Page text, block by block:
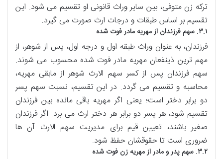
ترکه زن متوفی، بین سایر وراث قانونی او تقسیم می شود. این
تقسیم بر اساس طبقات و درجات ارث صورت می گیرد.
۳.۱. سهم فرزندان از مهریه مادر فوت شده
فرزندان، به عنوان وراث طبقه اول و درجه اول، پس از شوهر، از
مهم ترین ذینفعان مهریه مادر فوت شده محسوب می شوند.
سهم فرزندان پس از کسر سهم الارث شوهر از مابقی مهریه،
محاسبه و تقسیم می گردد. در این تقسیم، نسبت سهم پسر
دو برابر دختر است؛ یعنی اگر مهریه باقی مانده بین فرزندان
تقسیم شود، هر پسر دو برابر هر دختر ارث می برد. اگر فرزندان
صغیر باشند، تعیین قیم برای مدیریت سهم الارث آن ها
ضروری است تا حقوقشان حفظ شود.
۳.۲. سهم پدر و مادر از مهریه زن فوت شده